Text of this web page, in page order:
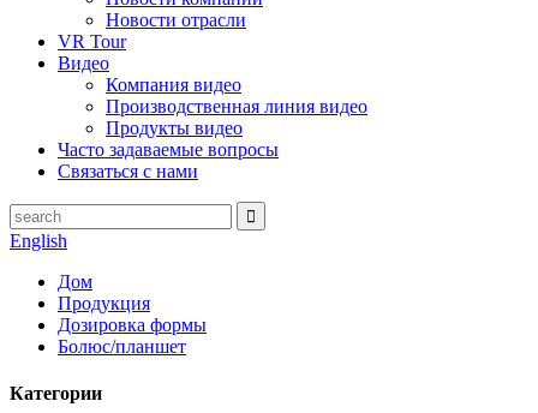
Новости отрасли
VR Tour
Видео
Компания видео
Производственная линия видео
Продукты видео
Часто задаваемые вопросы
Связаться с нами
English
Дом
Продукция
Дозировка формы
Болюс/планшет
Категории